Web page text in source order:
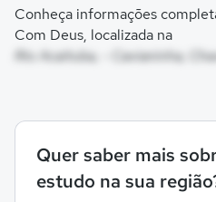
Conheça informações
Com Deus, localizada na
Rio Acaituba, - Cavianinha,
Quer saber mais
estudo na sua